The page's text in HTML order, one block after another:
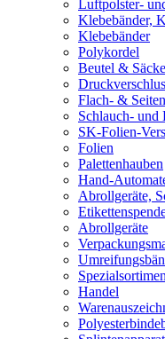
Luftpolster-
Klebebänder,
Klebebänder
Polykordel
Beutel &
Flach- &
Schlauch- und
SK-Folien-
Folien
Palettenhauben
Hand-
Abrollgeräte,
Abrollgeräte
Handel